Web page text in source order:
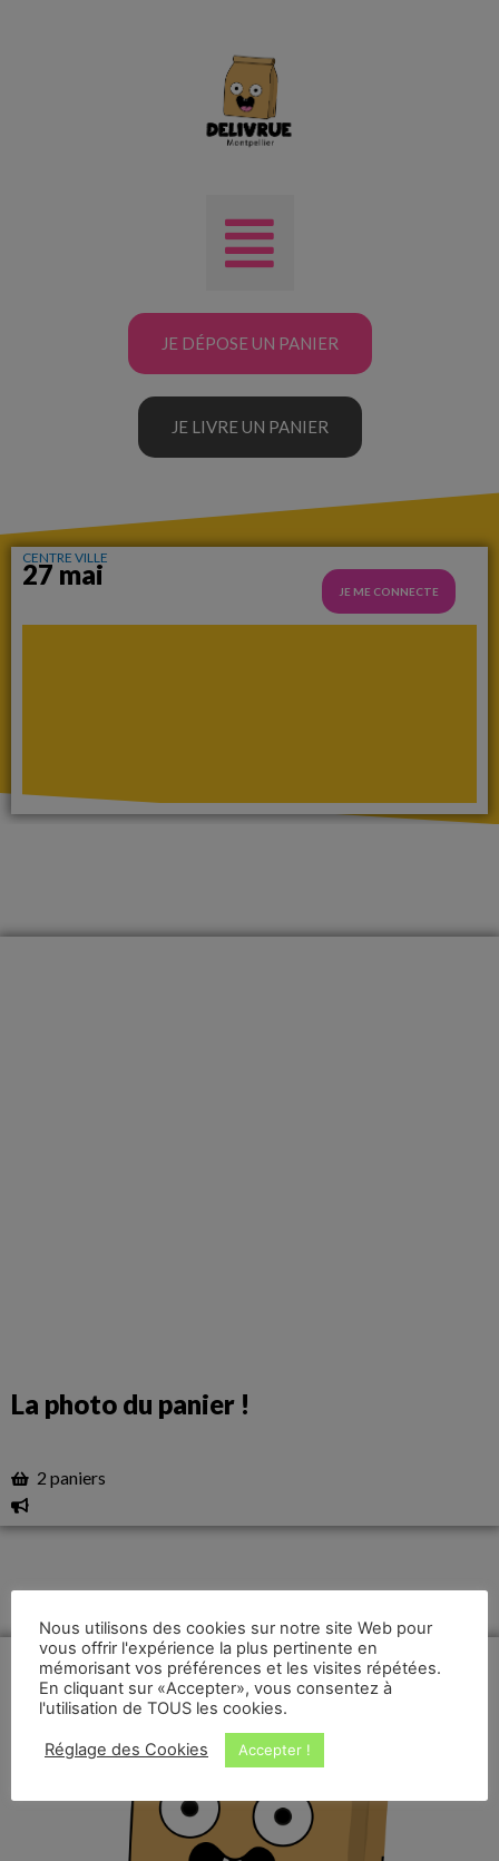
JE DÉPOSE UN PANIER
JE LIVRE UN PANIER
CENTRE VILLE
27 mai
JE ME CONNECTE
La photo du panier !
2 paniers
Nous utilisons des cookies sur notre site Web pour
vous offrir l'expérience la plus pertinente en
mémorisant vos préférences et les visites répétées.
En cliquant sur «Accepter», vous consentez à
l'utilisation de TOUS les cookies.
Réglage des Cookies Accepter !